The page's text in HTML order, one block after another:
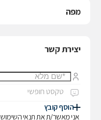
מפה
יצירת קשר
הוסף קובץ
אני מאשר/ת אתתנאי השימוש